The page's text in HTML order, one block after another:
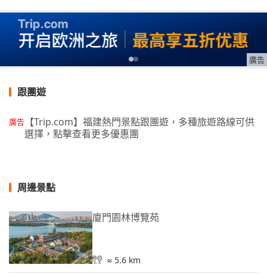
廣告
跟團遊
廣告 【Trip.com】福建熱門景點跟團遊，多種旅遊路線可供
選擇，點擊查看更多優惠團
周邊景點
廈門園林博覽苑
≈ 5.6 km